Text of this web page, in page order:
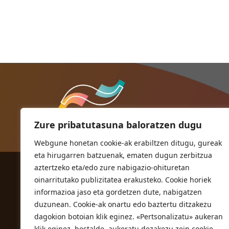
Zure pribatutasuna baloratzen dugu
Webgune honetan cookie-ak erabiltzen ditugu, gureak
eta hirugarren batzuenak, ematen dugun zerbitzua
aztertzeko eta/edo zure nabigazio-ohituretan
oinarritutako publizitatea erakusteko. Cookie horiek
informazioa jaso eta gordetzen dute, nabigatzen
duzunean. Cookie-ak onartu edo baztertu ditzakezu
dagokion botoian klik eginez. «Pertsonalizatu» aukeran
ORIOKO UDALA
Herriko plaza,1
20810 Orio (Gipuzkoa)
T. 943 83 03 46